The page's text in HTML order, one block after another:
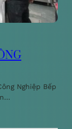
Nghiệp Bếp